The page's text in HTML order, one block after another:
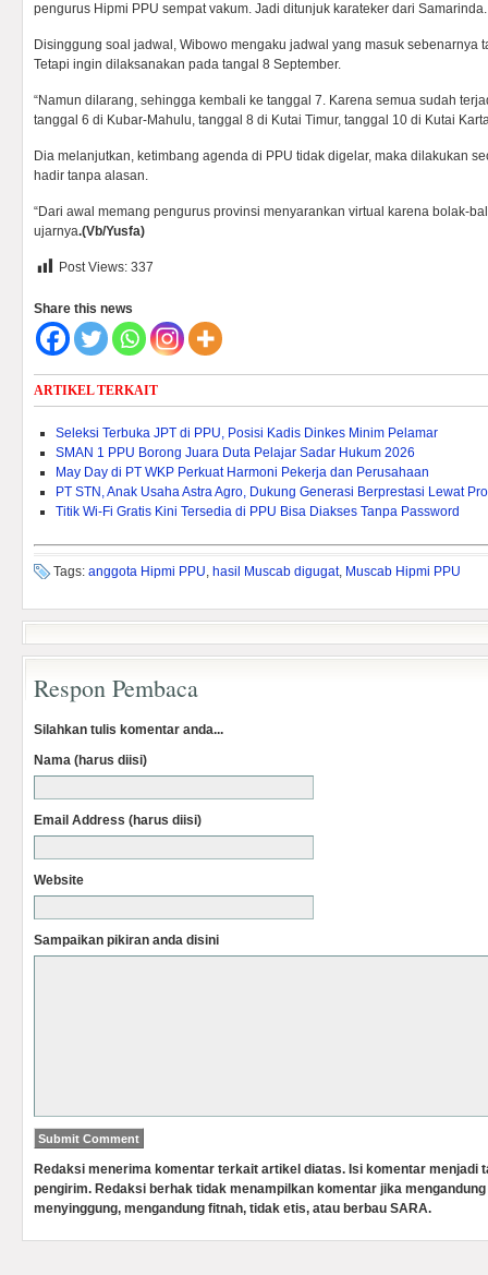
pengurus Hipmi PPU sempat vakum. Jadi ditunjuk karateker dari Samarinda.
Disinggung soal jadwal, Wibowo mengaku jadwal yang masuk sebenarnya
Tetapi ingin dilaksanakan pada tangal 8 September.
“Namun dilarang, sehingga kembali ke tanggal 7. Karena semua sudah
tanggal 6 di Kubar-Mahulu, tanggal 8 di Kutai Timur, tanggal 10 di Kutai
Dia melanjutkan, ketimbang agenda di PPU tidak digelar, maka dilakukan
hadir tanpa alasan.
“Dari awal memang pengurus provinsi menyarankan virtual karena bolak-
ujarnya.(Vb/Yusfa)
Post Views: 337
Share this news
ARTIKEL TERKAIT
Seleksi Terbuka JPT di PPU, Posisi Kadis Dinkes Minim Pelamar
SMAN 1 PPU Borong Juara Duta Pelajar Sadar Hukum 2026
May Day di PT WKP Perkuat Harmoni Pekerja dan Perusahaan
PT STN, Anak Usaha Astra Agro, Dukung Generasi Berprestasi Lewat
Titik Wi-Fi Gratis Kini Tersedia di PPU Bisa Diakses Tanpa Password
Tags: anggota Hipmi PPU, hasil Muscab digugat, Muscab Hipmi PPU
Respon Pembaca
Silahkan tulis komentar anda...
Nama (harus diisi)
Email Address (harus diisi)
Website
Sampaikan pikiran anda disini
Redaksi menerima komentar terkait artikel diatas. Isi komentar menjadi
pengirim. Redaksi berhak tidak menampilkan komentar jika
menyinggung, mengandung fitnah, tidak etis, atau berbau SARA.